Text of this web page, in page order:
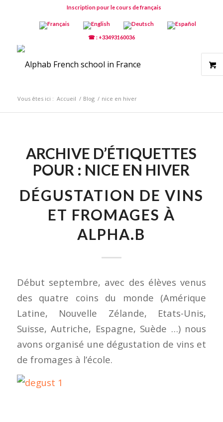
Inscription pour le cours de français
☎ : +33493160036
Vous êtes ici : Accueil / Blog / nice en hiver
ARCHIVE D’ÉTIQUETTES
POUR : NICE EN HIVER
DÉGUSTATION DE VINS
ET FROMAGES À
ALPHA.B
Début septembre, avec des élèves venus
des quatre coins du monde (Amérique
Latine, Nouvelle Zélande, Etats-Unis,
Suisse, Autriche, Espagne, Suède …) nous
avons organisé une dégustation de vins et
de fromages à l’école.